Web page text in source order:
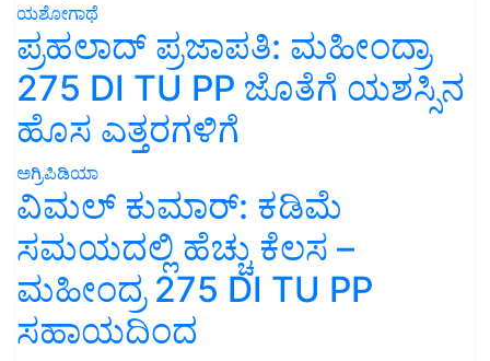
ಯಶೋಗಾಥೆ
ಪ್ರಹಲಾದ್ ಪ್ರಜಾಪತಿ: ಮಹೀಂದ್ರಾ
275 DI TU PP ಜೊತೆಗೆ ಯಶಸ್ಸಿನ
ಹೊಸ ಎತ್ತರಗಳಿಗೆ
ಅಗ್ರಿಪಿಡಿಯಾ
ವಿಮಲ್ ಕುಮಾರ್: ಕಡಿಮೆ
ಸಮಯದಲ್ಲಿ ಹೆಚ್ಚು ಕೆಲಸ –
ಮಹೀಂದ್ರ 275 DI TU PP
ಸಹಾಯದಿಂದ